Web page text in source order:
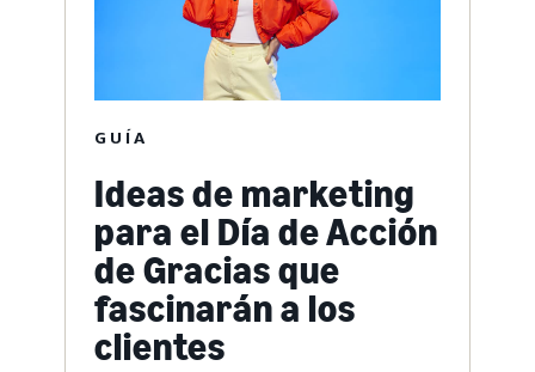
GUÍA
Ideas de marketing
para el Día de Acción
de Gracias que
fascinarán a los
clientes